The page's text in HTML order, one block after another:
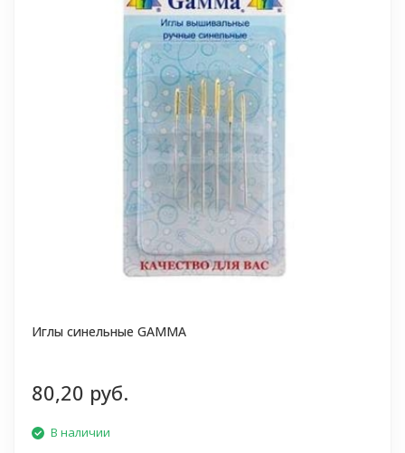
Иглы синельные GAMMA
80,20 руб.
В наличии